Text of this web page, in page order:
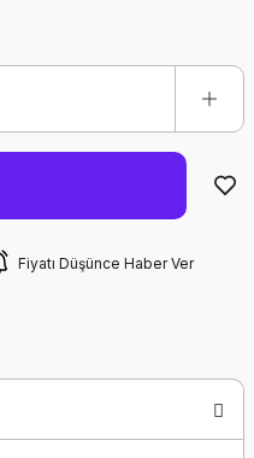
Fiyatı Düşünce Haber Ver